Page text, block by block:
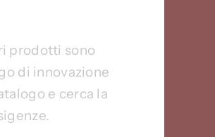
prodotti sono
di innovazione
e cerca la